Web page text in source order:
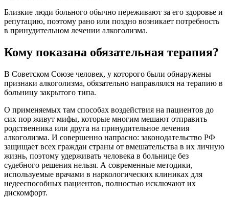
Близкие люди больного обычно переживают за его здоровье и
репутацию, поэтому рано или поздно возникает потребность
в принудительном лечении алкоголизма.
Кому показана обязательная терапия?
В Советском Союзе человек, у которого были обнаружены
признаки алкоголизма, обязательно направлялся на терапию в
больницу закрытого типа.
О применяемых там способах воздействия на пациентов до
сих пор живут мифы, которые многим мешают отправить
родственника или друга на принудительное лечения
алкоголизма. И совершенно напрасно: законодательство РФ
защищает всех граждан страны от вмешательства в их личную
жизнь, поэтому удерживать человека в больнице без
судебного решения нельзя. А современные методики,
используемые врачами в наркологических клиниках для
недееспособных пациентов, полностью исключают их
дискомфорт.